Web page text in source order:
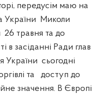
передусім маю на
України
Миколи
26 травня та до
в засіданні Ради глав
України сьогодні
та
доступ до
значення. В Європі